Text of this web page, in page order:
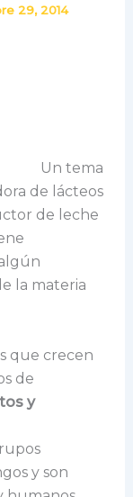
29, 2014
Un tema
de lácteos
de leche
la materia
que crecen
de
y
y son